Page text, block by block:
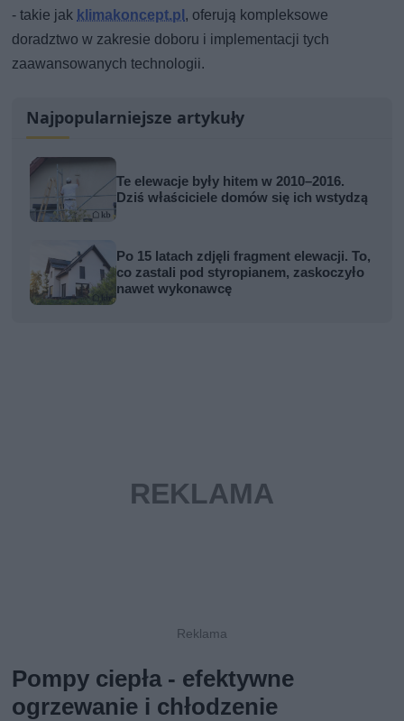
- takie jak klimakoncept.pl, oferują kompleksowe
doradztwo w zakresie doboru i implementacji tych
zaawansowanych technologii.
Najpopularniejsze artykuły
Te elewacje były hitem w 2010–2016.
Dziś właściciele domów się ich wstydzą
Po 15 latach zdjęli fragment elewacji. To,
co zastali pod styropianem, zaskoczyło
nawet wykonawcę
Pompy ciepła - efektywne
ogrzewanie i chłodzenie